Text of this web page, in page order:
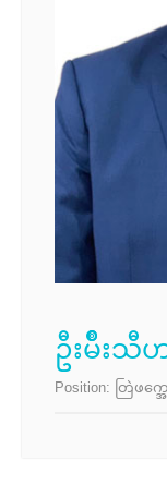
ဦးမ်ဳိးသီ
Position: တြဲဖက္